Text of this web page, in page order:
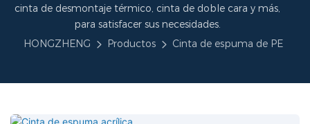
cinta de desmontaje térmico, cinta de doble cara y más,
para satisfacer sus necesidades.
HONGZHENG
Productos Cinta de espuma de PE